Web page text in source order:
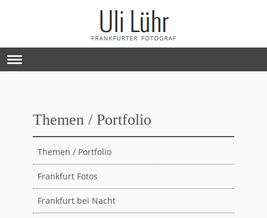
Themen / Portfolio
Themen / Portfolio
Frankfurt Fotos
Frankfurt bei Nacht